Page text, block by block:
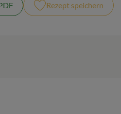
Rezept speichern